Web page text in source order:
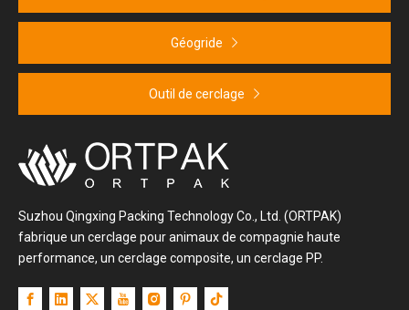
Géogride
Outil de cerclage
Suzhou Qingxing Packing Technology Co., Ltd. (ORTPAK)
fabrique un cerclage pour animaux de compagnie haute
performance, un cerclage composite, un cerclage PP.